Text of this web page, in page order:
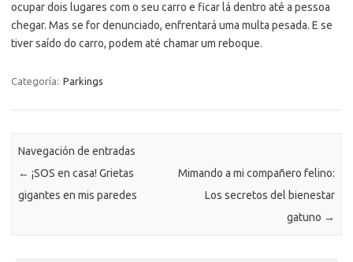
ocupar dois lugares com o seu carro e ficar lá dentro até a pessoa
chegar. Mas se for denunciado, enfrentará uma multa pesada. E se
tiver saído do carro, podem até chamar um reboque.
Categoría: Parkings
Navegación de entradas
← ¡SOS en casa! Grietas
gigantes en mis paredes
Mimando a mi compañero felino:
Los secretos del bienestar
gatuno →